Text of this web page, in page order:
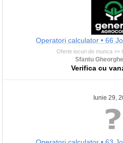
Operatori calculator • 66
Oferte locuri de munca >>
Sfantu
Verifica cu
Iunie 29,